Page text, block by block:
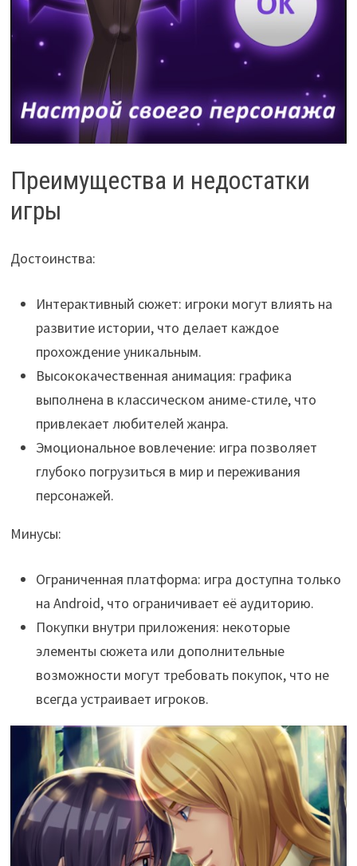
Преимущества и недостатки
игры
Достоинства:
Интерактивный сюжет: игроки могут влиять на
развитие истории, что делает каждое
прохождение уникальным.
Высококачественная анимация: графика
выполнена в классическом аниме-стиле, что
привлекает любителей жанра.
Эмоциональное вовлечение: игра позволяет
глубоко погрузиться в мир и переживания
персонажей.
Минусы:
Ограниченная платформа: игра доступна только
на Android, что ограничивает её аудиторию.
Покупки внутри приложения: некоторые
элементы сюжета или дополнительные
возможности могут требовать покупок, что не
всегда устраивает игроков.